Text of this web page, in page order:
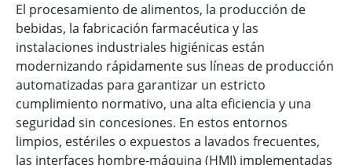
El procesamiento de alimentos, la producción de
bebidas, la fabricación farmacéutica y las
instalaciones industriales higiénicas están
modernizando rápidamente sus líneas de producción
automatizadas para garantizar un estricto
cumplimiento normativo, una alta eficiencia y una
seguridad sin concesiones. En estos entornos
limpios, estériles o expuestos a lavados frecuentes,
las interfaces hombre-máquina (HMI) implementadas